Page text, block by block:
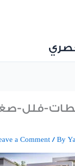
فلل-
a Comment / By